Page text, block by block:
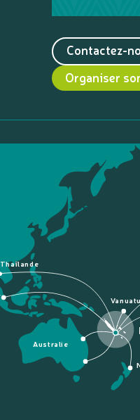
Contactez-
Organiser
Australie
Thaïlande
Vanuatu